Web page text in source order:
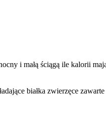
i małą ściągą ile kalorii
białka zwierzęce